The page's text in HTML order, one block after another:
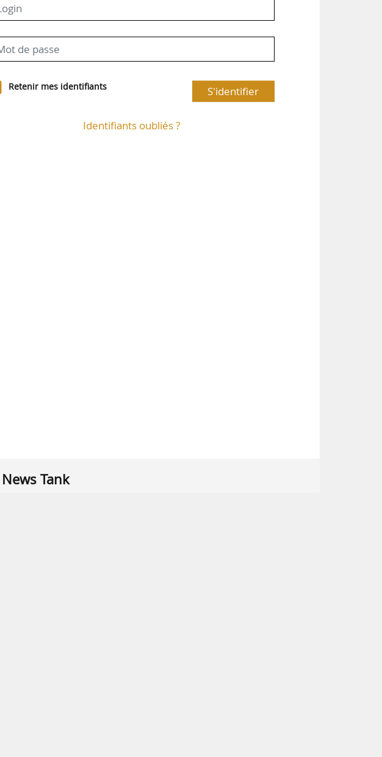
Retenir mes identifiants S'identifier
Identifiants oubliés ?
News Tank